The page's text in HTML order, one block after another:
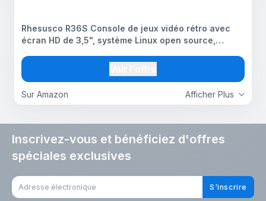
Afficher Plus
Sur Amazon
Rhesusco R36S Console de jeux vidéo rétro avec
écran HD de 3,5", système Linux open source,
Go, plus de 30 000 jeux vidéo classiques, mini
console de
Inscrivez-vous et bénéficiez d'offres
spéciales exclusives
S'inscrire